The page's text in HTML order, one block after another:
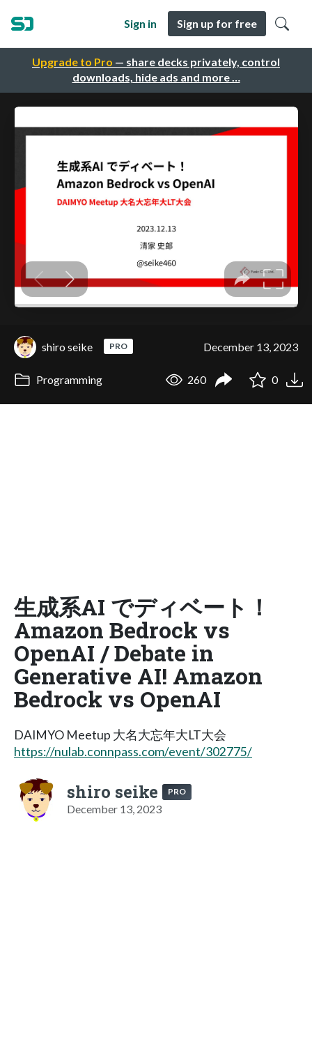
Upgrade to Pro — share decks privately, control
downloads, hide ads and more …
Sign in Sign up for free
shiro seike PRO December 13, 2023
Programming 260 0
生成系AI でディベート！
Amazon Bedrock vs
OpenAI / Debate in
Generative AI! Amazon
Bedrock vs OpenAI
DAIMYO Meetup 大名大忘年大LT大会
https://nulab.connpass.com/event/302775/
shiro seike PRO
December 13, 2023